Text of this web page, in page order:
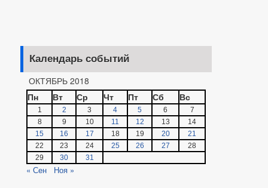
Календарь событий
ОКТЯБРЬ 2018
Пн
Вт Ср Чт Пт Сб Вс
1 2 3 4 5 6
7
8
9 10 11 12 13
14
15
16 17 18 19 20
21
22
23 24 25 26 27
28
29
30 31
« Сен Ноя »